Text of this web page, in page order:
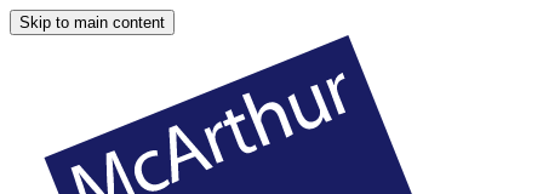
Skip to main content